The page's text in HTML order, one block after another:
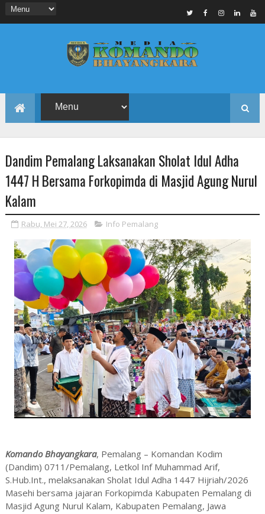
Dandim Pemalang Laksanakan Sholat Idul Adha
1447 H Bersama Forkopimda di Masjid Agung Nurul
Kalam
Rabu, Mei 27, 2026 Info Pemalang
Komando Bhayangkara, Pemalang – Komandan Kodim
(Dandim) 0711/Pemalang, Letkol Inf Muhammad Arif,
S.Hub.Int., melaksanakan Sholat Idul Adha 1447 Hijriah/2026
Masehi bersama jajaran Forkopimda Kabupaten Pemalang di
Masjid Agung Nurul Kalam, Kabupaten Pemalang, Jawa